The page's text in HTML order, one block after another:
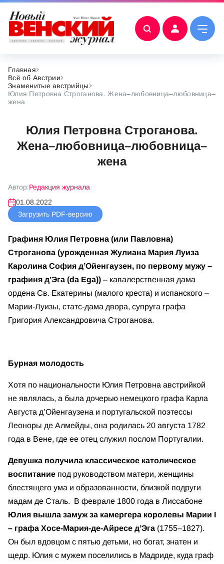
Главная
Всё об Австрии
Знаменитые австрийцы
Юлия Петровна Строганова. Жена–любовница–любовница–
жена
Юлия Петровна Строганова.
Жена–любовница–любовница–
жена
Автор:Редакция журнала
01.08.2022
Загрузить PDF-версию
Графиня Юлия Петровна (или Павловна)
Строганова (урожденная Жулиана Мария Луиза
Каролина София д’Ойенгаузен, по первому мужу –
графиня д’Эга (da Ega)) – кавалерственная дама
ордена Св. Екатерины (малого креста) и испанского –
Марии-Луизы, статс-дама двора, супруга графа
Григория Александровича Строганова.
Бурная молодость
Хотя по национальности Юлия Петровна австрийкой
не являлась, а была дочерью немецкого графа Карла
Августа д’Ойенгаузена и португальской поэтессы
Леоноры де Алмейды, она родилась 20 августа 1782
года в Вене, где ее отец служил послом Португалии.
Девушка получила классическое католическое
воспитание под руководством матери, женщины
блестящего ума и образованности, близкой подруги
мадам де Сталь. В феврале 1800 года в Лиссабоне
Юлия вышла замуж за камергера королевы Марии I
– графа Хосе-Мария-де-Айресе д’Эга (1755–1827).
Он был вдовцом с пятью детьми, но богат, знатен и
щедр. Юлия с мужем поселились в Мадриде, куда граф